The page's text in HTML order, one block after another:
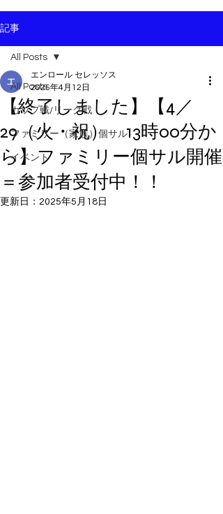
記事
All Posts
カップ戦/リーグ戦
ファミリー（家族）個サル
イベント
All Posts
【終了しました】【4／
29（火・祝） 13時00分か
ら】ファミリー個サル開催
＝参加者受付中！！
エンロール セレッソス
2025年4月12日
更新日： 2025年5月18日